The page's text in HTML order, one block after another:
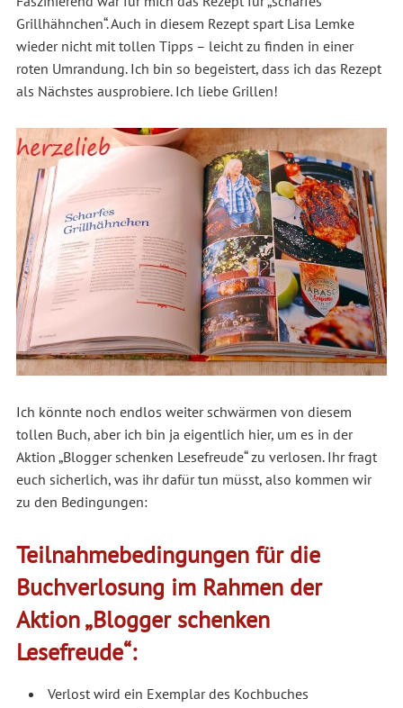
Grillhähnchen“. Auch in diesem Rezept spart Lisa Lemke
wieder nicht mit tollen Tipps – leicht zu finden in einer
roten Umrandung. Ich bin so begeistert, dass ich das Rezept
als Nächstes ausprobiere. Ich liebe Grillen!
Ich könnte noch endlos weiter schwärmen von diesem
tollen Buch, aber ich bin ja eigentlich hier, um es in der
Aktion „Blogger schenken Lesefreude“ zu verlosen. Ihr fragt
euch sicherlich, was ihr dafür tun müsst, also kommen wir
zu den Bedingungen:
Teilnahmebedingungen für die
Buchverlosung im Rahmen der
Aktion „Blogger schenken
Lesefreude“:
Verlost wird ein Exemplar des Kochbuches